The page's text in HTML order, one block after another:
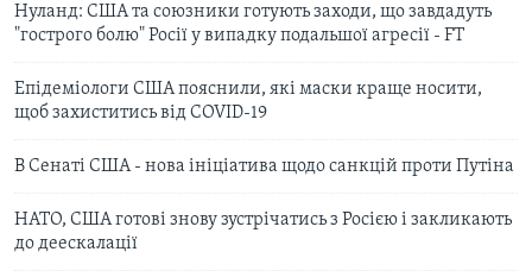
Нуланд: США та союзники готують заходи, що завдадуть
"гострого болю" Росії у випадку подальшої агресії - FT
Епідеміологи США пояснили, які маски краще носити,
щоб захиститись від COVID-19
В Сенаті США - нова ініціатива щодо санкцій проти Путіна
НАТО, США готові знову зустрічатись з Росією і закликають
до деескалації